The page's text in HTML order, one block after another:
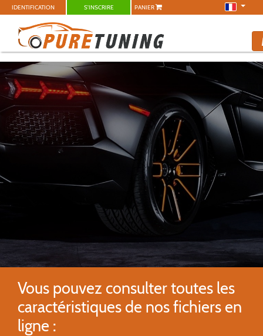
IDENTIFICATION S'INSCRIRE PANIER
Vous pouvez consulter toutes les
caractéristiques de nos fichiers en
ligne :